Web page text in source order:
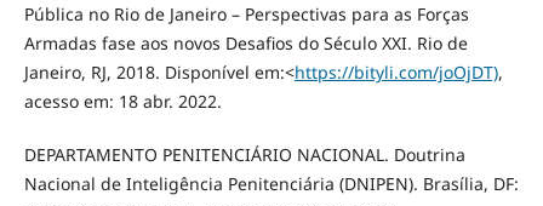
Pública no Rio de Janeiro – Perspectivas para as Forças
Armadas fase aos novos Desafios do Século XXI. Rio de
Janeiro, RJ, 2018. Disponível em:<https://bityli.com/joOjDT),
acesso em: 18 abr. 2022.
DEPARTAMENTO PENITENCIÁRIO NACIONAL. Doutrina
Nacional de Inteligência Penitenciária (DNIPEN). Brasília, DF: